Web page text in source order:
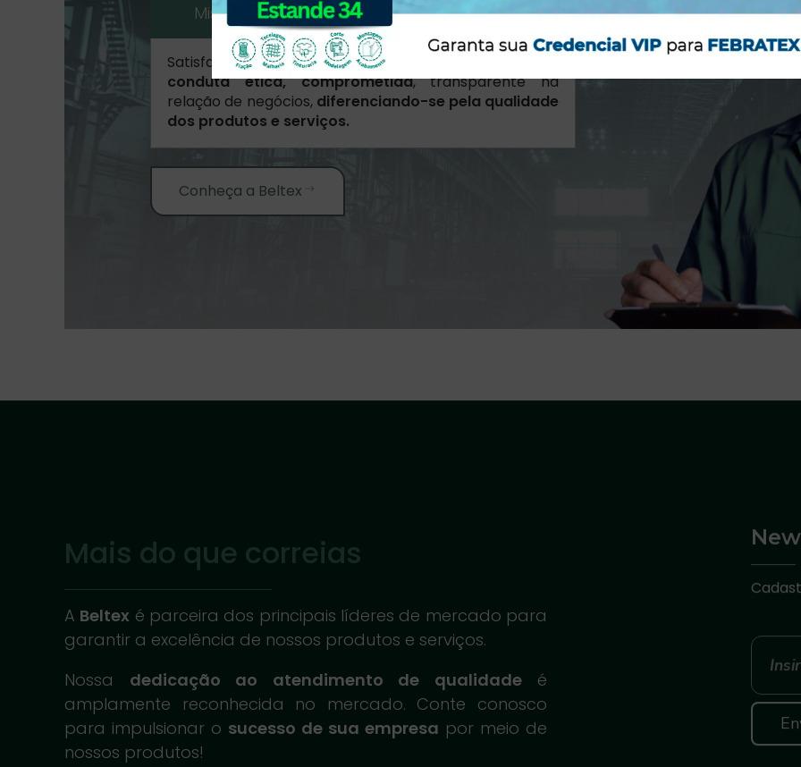
Missão Visão Valores
Satisfazer os clientes e parceiros
conduta ética, comprometida, transparente na
relação de negócios, diferenciando-se pela qualidade
dos produtos e serviços.
Conheça a Beltex
Mais do que correias
A Beltex é parceira dos principais líderes de mercado para
garantir a excelência de nossos produtos e serviços.
Nossa dedicação ao atendimento de qualidadeé
amplamente reconhecida no mercado. Conte conosco
para impulsionar o sucesso de sua empresa por meio de
nossos produtos!